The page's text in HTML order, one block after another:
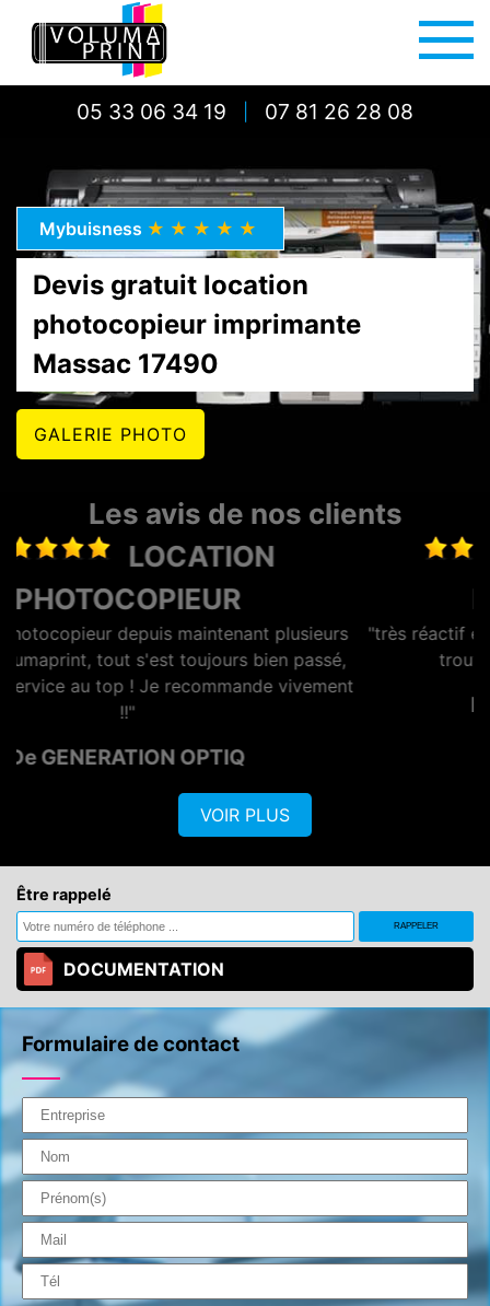
05 33 06 34 19 07 81 26 28 08
Mybuisness ★★★★★
Devis gratuit location
photocopieur imprimante
Massac 17490
GALERIE PHOTO
Les avis de nos clients
DEPANNAGE
PHOTOCOPIEUR
"très réactif et professionnel, Lionel se démène pour
trouver la solution à moindre cout."
VOIR PLUS
Être rappelé
DOCUMENTATION
Formulaire de contact